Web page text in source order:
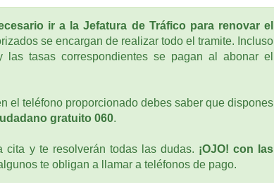
ir a la Jefatura de Tráfico para renovar el
se encargan de realizar todo el tramite. Incluso
tasas correspondientes se pagan al abonar el
el teléfono proporcionado debes saber que dispones
gratuito 060.
cita y te resolverán todas las dudas. ¡OJO! con las
te obligan a llamar a teléfonos de pago.